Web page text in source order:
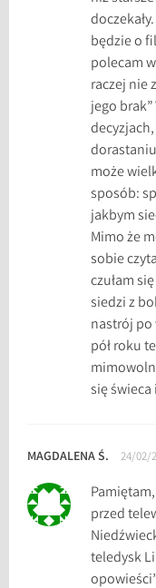
będzie o
polecam
raczej nie
jego
może
sposób:
jakbym
Mimo że
sobie
czułam
siedzi z
nastrój po
pół roku
się
MAGDALENA Ś. 24/02/
przed
teledysk